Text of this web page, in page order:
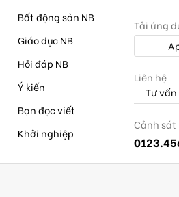
Bất động sản NB
Giáo dục NB
Hỏi đáp NB
Ý kiến
Bạn đọc viết
Khởi nghiệp
Tải ứng
Liên hệ
Tư vấn
Cảnh sát